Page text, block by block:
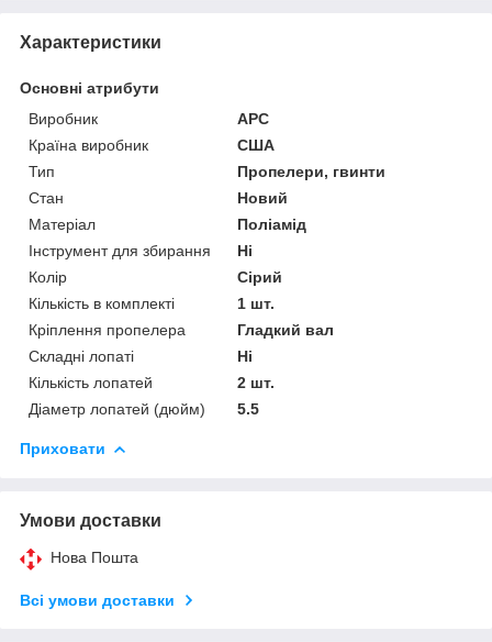
Характеристики
Основні атрибути
Виробник
APC
Країна виробник
США
Тип
Пропелери, гвинти
Стан
Новий
Матеріал
Поліамід
Інструмент для збирання
Ні
Колір
Сірий
Кількість в комплекті
1 шт.
Кріплення пропелера
Гладкий вал
Складні лопаті
Ні
Кількість лопатей
2 шт.
Діаметр лопатей (дюйм)
5.5
Приховати
Умови доставки
Нова Пошта
Всі умови доставки